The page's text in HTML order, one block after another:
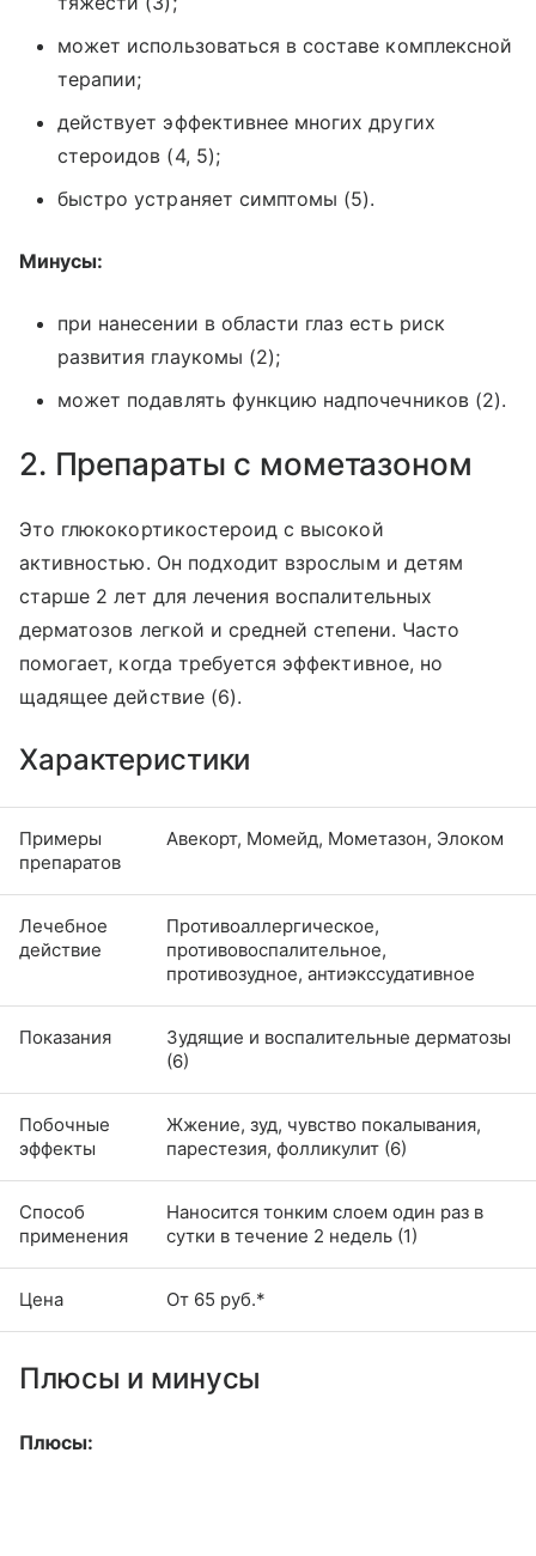
может использоваться в составе комплексной
терапии;
действует эффективнее многих других
стероидов (4, 5);
быстро устраняет симптомы (5).
Минусы:
при нанесении в области глаз есть риск
развития глаукомы (2);
может подавлять функцию надпочечников (2).
2. Препараты с мометазоном
Это глюкокортикостероид с высокой
активностью. Он подходит взрослым и детям
старше 2 лет для лечения воспалительных
дерматозов легкой и средней степени. Часто
помогает, когда требуется эффективное, но
щадящее действие (6).
Характеристики
Примеры
препаратов
Авекорт, Момейд, Мометазон, Элоком
Лечебное
действие
Противоаллергическое,
противовоспалительное,
противозудное, антиэкссудативное
Показания
Зудящие и воспалительные дерматозы
(6)
Побочные
эффекты
Жжение, зуд, чувство покалывания,
парестезия, фолликулит (6)
Способ
применения
Наносится тонким слоем один раз в
сутки в течение 2 недель (1)
Цена От 65 руб.*
Плюсы и минусы
Плюсы: